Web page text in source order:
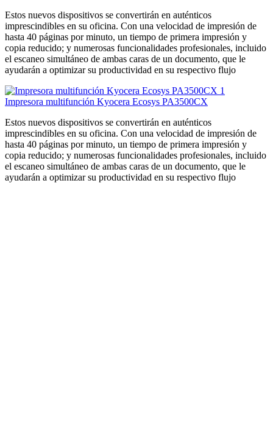
Estos nuevos dispositivos se convertirán en auténticos
imprescindibles en su oficina. Con una velocidad de impresión de
hasta 40 páginas por minuto, un tiempo de primera impresión y
copia reducido; y numerosas funcionalidades profesionales, incluido
el escaneo simultáneo de ambas caras de un documento, que le
ayudarán a optimizar su productividad en su respectivo flujo
Impresora multifunción Kyocera Ecosys PA3500CX
Estos nuevos dispositivos se convertirán en auténticos
imprescindibles en su oficina. Con una velocidad de impresión de
hasta 40 páginas por minuto, un tiempo de primera impresión y
copia reducido; y numerosas funcionalidades profesionales, incluido
el escaneo simultáneo de ambas caras de un documento, que le
ayudarán a optimizar su productividad en su respectivo flujo